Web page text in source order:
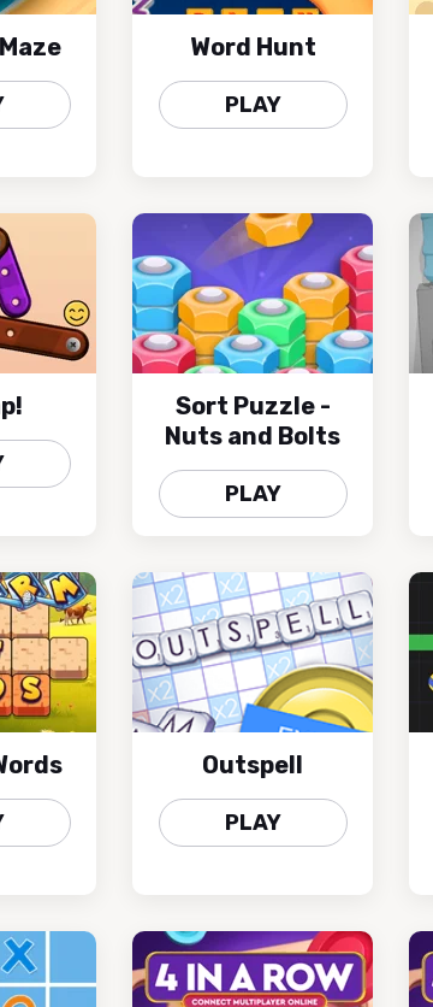
Word Hunt
PLAY
Sort Puzzle -
Nuts and Bolts
PLAY
Outspell
PLAY